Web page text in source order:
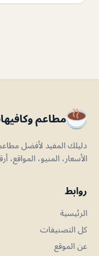
مطاعم
دليلك المفيد لأفضل
الأسعار، المنيو، المواقع،
روابط
الرئيسية
كل التصنيفات
عن الموقع